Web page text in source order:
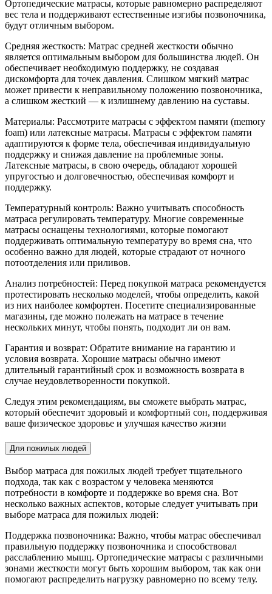
Ортопедические матрасы, которые равномерно распределяют
вес тела и поддерживают естественные изгибы позвоночника,
будут отличным выбором.
Средняя жесткость: Матрас средней жесткости обычно
является оптимальным выбором для большинства людей. Он
обеспечивает необходимую поддержку, не создавая
дискомфорта для точек давления. Слишком мягкий матрас
может привести к неправильному положению позвоночника,
а слишком жесткий — к излишнему давлению на суставы.
Материалы: Рассмотрите матрасы с эффектом памяти (memory
foam) или латексные матрасы. Матрасы с эффектом памяти
адаптируются к форме тела, обеспечивая индивидуальную
поддержку и снижая давление на проблемные зоны.
Латексные матрасы, в свою очередь, обладают хорошей
упругостью и долговечностью, обеспечивая комфорт и
поддержку.
Температурный контроль: Важно учитывать способность
матраса регулировать температуру. Многие современные
матрасы оснащены технологиями, которые помогают
поддерживать оптимальную температуру во время сна, что
особенно важно для людей, которые страдают от ночного
потоотделения или приливов.
Анализ потребностей: Перед покупкой матраса рекомендуется
протестировать несколько моделей, чтобы определить, какой
из них наиболее комфортен. Посетите специализированные
магазины, где можно полежать на матрасе в течение
нескольких минут, чтобы понять, подходит ли он вам.
Гарантия и возврат: Обратите внимание на гарантию и
условия возврата. Хорошие матрасы обычно имеют
длительный гарантийный срок и возможность возврата в
случае неудовлетворенности покупкой.
Следуя этим рекомендациям, вы сможете выбрать матрас,
который обеспечит здоровый и комфортный сон, поддерживая
ваше физическое здоровье и улучшая качество жизни
Для пожилых людей
Выбор матраса для пожилых людей требует тщательного
подхода, так как с возрастом у человека меняются
потребности в комфорте и поддержке во время сна. Вот
несколько важных аспектов, которые следует учитывать при
выборе матраса для пожилых людей:
Поддержка позвоночника: Важно, чтобы матрас обеспечивал
правильную поддержку позвоночника и способствовал
расслаблению мышц. Ортопедические матрасы с различными
зонами жесткости могут быть хорошим выбором, так как они
помогают распределить нагрузку равномерно по всему телу.